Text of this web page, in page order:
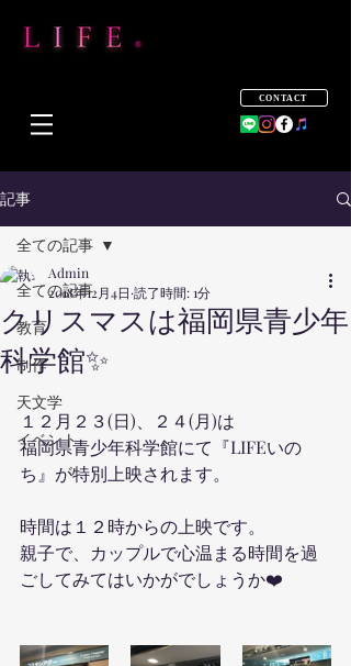
CONTACT
記事
全ての記事
教育
制作
天文学
イベント
全ての記事
クリスマスは福岡県青少年
科学館✨
Admin
2018年12月4日 読了時間: 1分
１２月２３(日)、２４(月)は
福岡県青少年科学館にて『LIFEいの
ち』が特別上映されます。
時間は１２時からの上映です。
親子で、カップルで心温まる時間を過
ごしてみてはいかがでしょうか❤️